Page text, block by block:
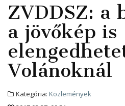
ZVDDSZ: a
a jövőkép is
Volánoknál
Kategória: Közlemények